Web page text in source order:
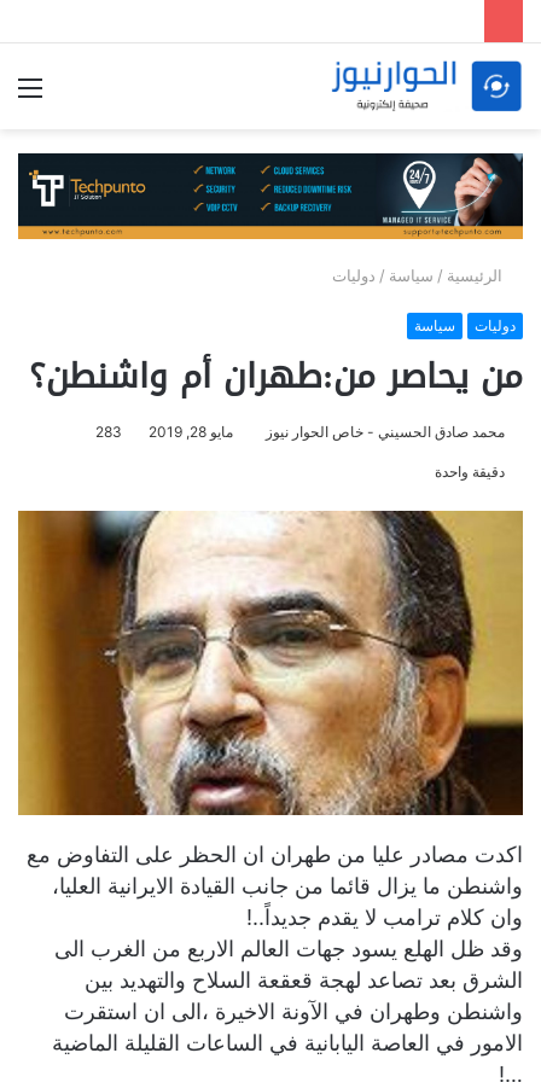
الرئيسية / سياسة / دوليات
دوليات سياسة
من يحاصر من:طهران أم واشنطن؟
محمد صادق الحسيني - خاص الحوار نيوز مايو 28, 2019 283
دقيقة واحدة
اكدت مصادر عليا من طهران ان الحظر على التفاوض مع
واشنطن ما يزال قائما من جانب القيادة الايرانية العليا،
وان كلام ترامب لا يقدم جديداً..!
وقد ظل الهلع يسود جهات العالم الاربع من الغرب الى
الشرق بعد تصاعد لهجة قعقعة السلاح والتهديد بين
واشنطن وطهران في الآونة الاخيرة ،الى ان استقرت
الامور في العاصة اليابانية في الساعات القليلة الماضية
…!